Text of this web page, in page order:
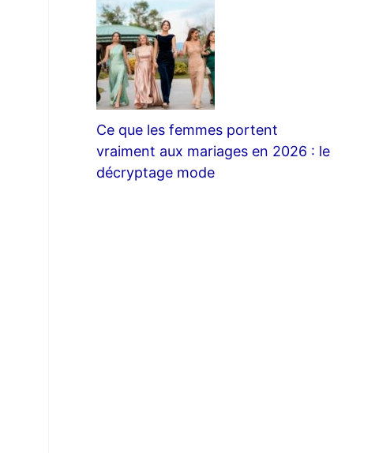
Ce que les femmes portent
vraiment aux mariages en 2026 : le
décryptage mode